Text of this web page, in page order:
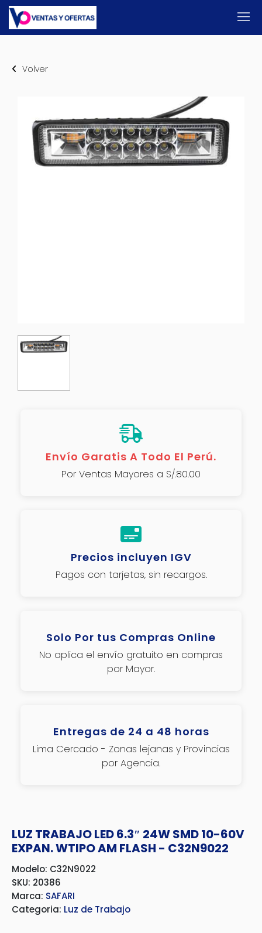
Volver
Envío Garatis A Todo El Perú.
Por Ventas Mayores a S/.80.00
Precios incluyen IGV
Pagos con tarjetas, sin recargos.
Solo Por tus Compras Online
No aplica el envío gratuito en compras
por Mayor.
Entregas de 24 a 48 horas
Lima Cercado - Zonas lejanas y Provincias
por Agencia.
LUZ TRABAJO LED 6.3″ 24W SMD 10-60V
EXPAN. WTIPO AM FLASH - C32N9022
Modelo: C32N9022
SKU: 20386
Marca: SAFARI
Categoria: Luz de Trabajo